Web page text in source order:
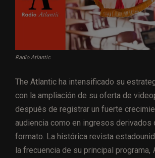
Radio Atlantic
The Atlantic ha intensificado su
con la ampliación de su oferta de
después de registrar un fuerte
audiencia como en ingresos derivados
formato. La histórica revista
la frecuencia de su principal programa,